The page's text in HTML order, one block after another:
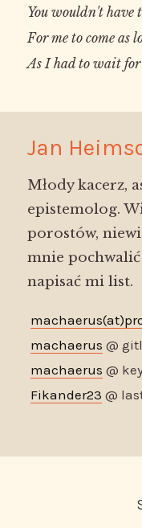
You wouldn't have
For me to come as
Jan
Młody kacerz,
epistemolog.
porostów,
mnie pochwalić
napisać mi list.
machaerus @
machaerus @
Fikander23 @